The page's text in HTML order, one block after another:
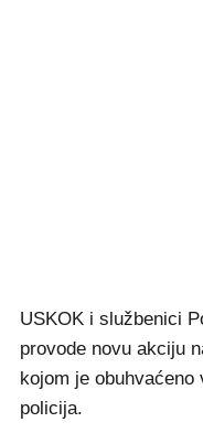
USKOK i službenici
provode novu akciju
kojom je
policija.